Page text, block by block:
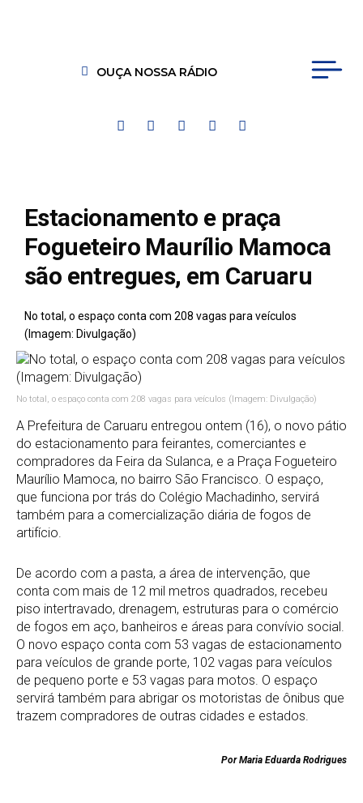
OUÇA NOSSA RÁDIO
Estacionamento e praça
Fogueteiro Maurílio Mamoca
são entregues, em Caruaru
No total, o espaço conta com 208 vagas para veículos
(Imagem: Divulgação)
No total, o espaço conta com 208 vagas para veículos (Imagem: Divulgação)
A Prefeitura de Caruaru entregou ontem (16), o novo pátio
do estacionamento para feirantes, comerciantes e
compradores da Feira da Sulanca, e a Praça Fogueteiro
Maurílio Mamoca, no bairro São Francisco. O espaço,
que funciona por trás do Colégio Machadinho, servirá
também para a comercialização diária de fogos de
artifício.
De acordo com a pasta, a área de intervenção, que
conta com mais de 12 mil metros quadrados, recebeu
piso intertravado, drenagem, estruturas para o comércio
de fogos em aço, banheiros e áreas para convívio social.
O novo espaço conta com 53 vagas de estacionamento
para veículos de grande porte, 102 vagas para veículos
de pequeno porte e 53 vagas para motos. O espaço
servirá também para abrigar os motoristas de ônibus que
trazem compradores de outras cidades e estados.
Por Maria Eduarda Rodrigues